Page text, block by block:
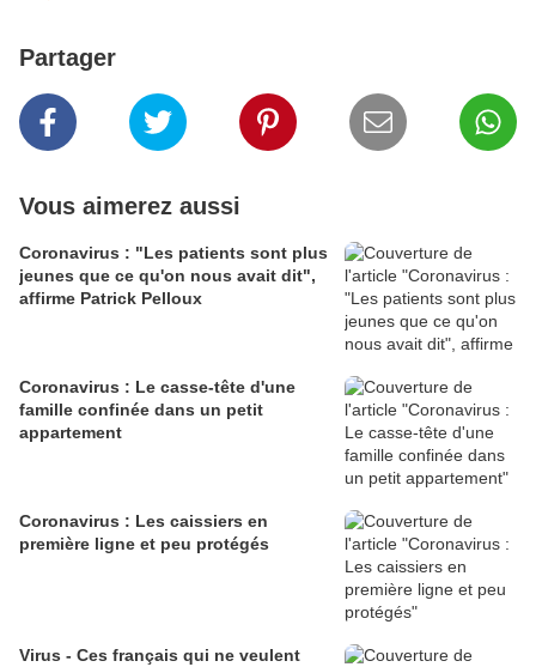
Partager
Vous aimerez aussi
Coronavirus : "Les patients sont plus
jeunes que ce qu'on nous avait dit",
affirme Patrick Pelloux
Coronavirus : Le casse-tête d'une
famille confinée dans un petit
appartement
Coronavirus : Les caissiers en
première ligne et peu protégés
Virus - Ces français qui ne veulent